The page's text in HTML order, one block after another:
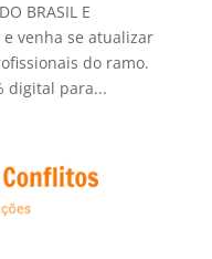
BRASIL E
e venha se atualizar
do ramo.
digital para...